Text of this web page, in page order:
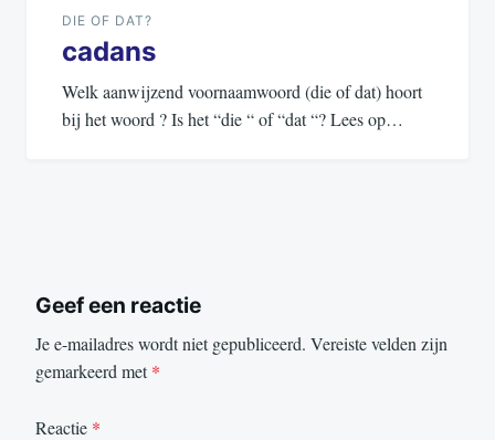
DIE OF DAT?
cadans
Welk aanwijzend voornaamwoord (die of dat) hoort
bij het woord ? Is het “die “ of “dat “? Lees op…
Geef een reactie
Je e-mailadres wordt niet gepubliceerd. Vereiste velden zijn
gemarkeerd met*
Reactie *